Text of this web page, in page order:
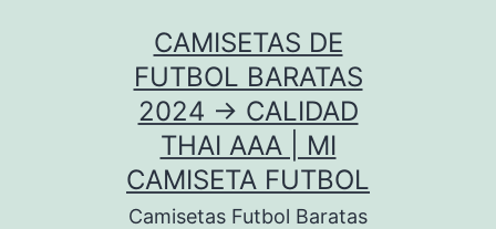
CAMISETAS DE
FUTBOL BARATAS
2024 → CALIDAD
THAI AAA | MI
CAMISETA FUTBOL
Camisetas Futbol Baratas